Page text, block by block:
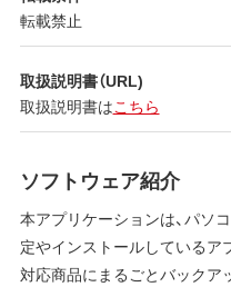
転載禁止
取扱説明書（URL)
取扱説明書はこちら
ソフトウェア紹介
本アプリケーションは、パソ
定やインストールしているア
対応商品にまるごとバックア